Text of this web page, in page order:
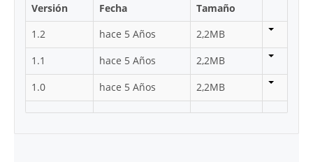
Versión Fecha
Tamaño
1.2
hace 5 Años
2,2MB
1.1
hace 5 Años
2,2MB
1.0
hace 5 Años 2,2MB